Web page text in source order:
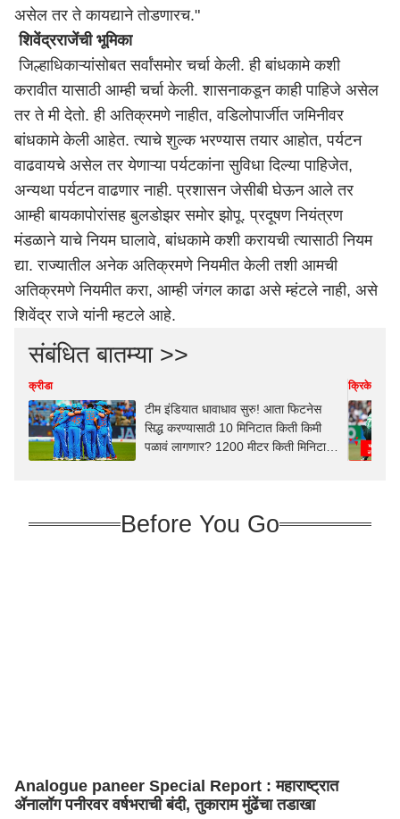
असेल तर ते कायद्याने तोडणारच."
शिवेंद्रराजेंची भूमिका
जिल्हाधिकाऱ्यांसोबत सर्वांसमोर चर्चा केली. ही बांधकामे कशी
करावीत यासाठी आम्ही चर्चा केली. शासनाकडून काही पाहिजे असेल
तर ते मी देतो. ही अतिक्रमणे नाहीत, वडिलोपार्जीत जमिनीवर
बांधकामे केली आहेत. त्याचे शुल्क भरण्यास तयार आहोत, पर्यटन
वाढवायचे असेल तर येणाऱ्या पर्यटकांना सुविधा दिल्या पाहिजेत,
अन्यथा पर्यटन वाढणार नाही. प्रशासन जेसीबी घेऊन आले तर
आम्ही बायकापोरांसह बुलडोझर समोर झोपू. प्रदूषण नियंत्रण
मंडळाने याचे नियम घालावे, बांधकामे कशी करायची त्यासाठी नियम
द्या. राज्यातील अनेक अतिक्रमणे नियमीत केली तशी आमची
अतिक्रमणे नियमीत करा, आम्ही जंगल काढा असे म्हंटले नाही, असे
शिवेंद्र राजे यांनी म्हटले आहे.
संबंधित बातम्या >>
क्रीडा
टीम इंडियात धावाधाव सुरु! आता फिटनेस
सिद्ध करण्यासाठी 10 मिनिटात किती किमी
पळावं लागणार? 1200 मीटर किती मिनिटात
क्रिकेट
Before You Go
Analogue paneer Special Report : महाराष्ट्रात
ॲनालॉग पनीरवर वर्षभराची बंदी, तुकाराम मुंढेंचा तडाखा